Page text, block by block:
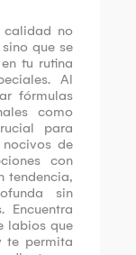
calidad no
que se
tu rutina
Al
fórmulas
como
para
de
con
tendencia,
sin
Encuentra
labios que
te permita